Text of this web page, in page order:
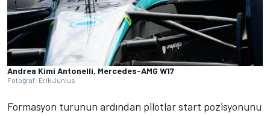
Andrea Kimi Antonelli, Mercedes-AMG W17
Fotoğraf: Erik Junius
Formasyon turunun ardından pilotlar start pozisyonunu